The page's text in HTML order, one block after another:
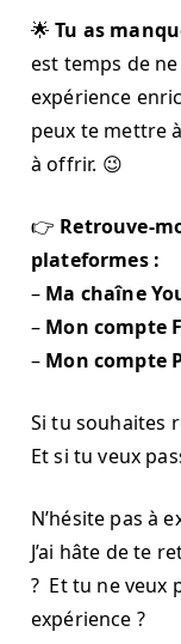
🌟Tu as
est temps de
expérience
peux te mettre
à offrir. 😉
👉 Retrouve-
plateformes :
– Ma chaîne
– Mon compte
– Mon compte
Si tu souhaites
Et si tu veux
N’hésite pas à
J’ai hâte de te
? Et tu ne veux
expérience ?